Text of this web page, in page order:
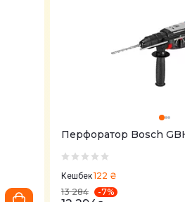
Перфоратор Bosch
Кешбек122 ₴
13 284
-7%